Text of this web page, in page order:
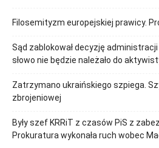
Filosemityzm europejskiej prawicy.
Sąd zablokował decyzję
słowo nie będzie należało do
Zatrzymano ukraińskiego szpiega.
zbrojeniowej
Były szef KRRiT z czasów PiS z
Prokuratura wykonała ruch wobec